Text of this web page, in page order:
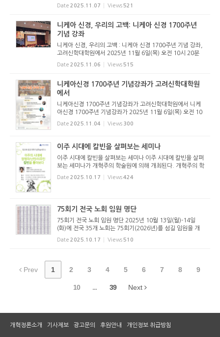
가 아래와 같이 개최된다. 누구든지 참석할 수 있으며, 참가비
는 없다. 참석자 전원에게 강의안과 점심식사가 제공된다.
Date 2025.11.07 Views 521
니케아 신경, 우리의 고백: 니케아 신경 1700주년
기념 강좌
니케아 신경, 우리의 고백 : 니케아 신경 1700주년 기념 강좌,
고려신학대학원에서 2025년 11월 6일(목) 오전 10시 20분
고려신학대학원 강당에서는 “니케아 신경, 우리의 고백”이라
는 주제로 니케아 신경 1700주년 기념강좌가 열렸다. 이번 행
Date 2025.11.06 Views 515
니케아신경 1700주년 기념강좌가 고려신학대학원
에서
니케아신경 1700주년 기념강좌가 고려신학대학원에서 니케
아신경 1700주년 기념강좌가 2025년 11월 6일(목) 오전 10
시 20분 고려신학대학원에서 열린다. 325년 아리우스파 이단
에 대해 논박하기 위하여 모인 니케아공의회가 채택한 니케아
Date 2025.11.04 Views 300
이주 시대에 칼빈을 살펴보는 세미나
이주 시대에 칼빈을 살펴보는 세미나 이주 시대에 칼빈을 살펴
보는 세미나가 개혁주의 학술원에 의해 개최된다. 개혁주의 학
술원(원장 황대우 교수)은 제20회 종교개혁기념학술세미나를
아래와 같이 개최한다.
Date 2025.10.17 Views424
75회기 전국 노회 임원 명단
75회기 전국 노회 임원 명단 2025년 10월 13일(월)-14일
(화)에 전국 35개 노회는 75회기(2026년)를 섬길 임원을 개
선했다. 지금까지 집계된 임원 명단은 아래와 같다. (클릭하면
크게 보실 수 있습니다.)
Date 2025.10.17 Views 510
Prev 1 2 3 4 5 6 7 8 9
10 ... 39 Next
개혁정론소개 기사제보 광고문의 후원안내 개인정보 취급방침